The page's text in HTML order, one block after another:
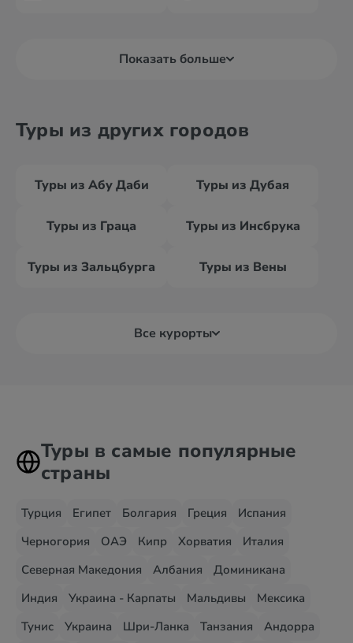
Показать больше
Туры из других городов
Туры из Абу Даби Туры из Дубая
Туры из Граца Туры из Инсбрука
Туры из Зальцбурга Туры из Вены
Все курорты
Туры в самые популярные
страны
Турция Египет Болгария Греция
Испания
Черногория
ОАЭ Кипр Хорватия
Италия
Северная Македония
Албания
Доминикана
Индия
Украина - Карпаты Мальдивы
Мексика
Тунис
Украина Шри-Ланка Танзания Андорра